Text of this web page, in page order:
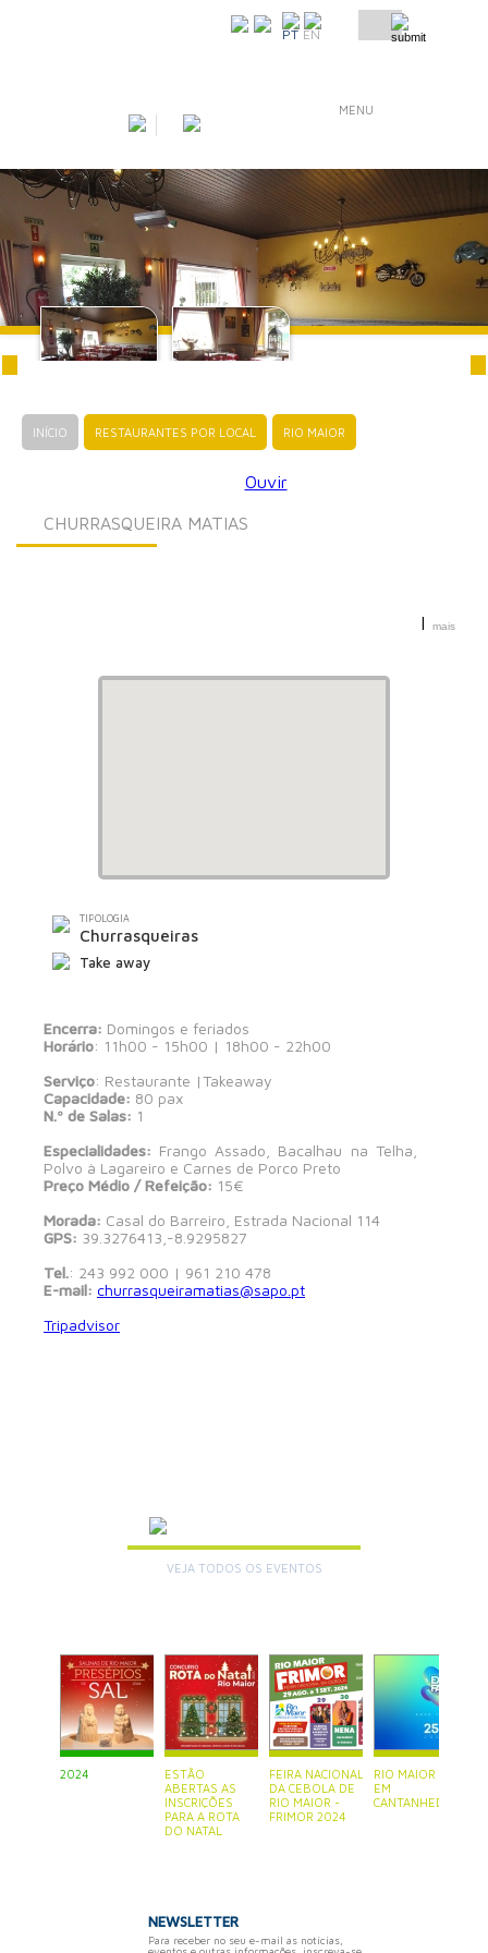
PT EN
MENU
INÍCIO RESTAURANTES POR LOCAL RIO MAIOR
Ouvir
CHURRASQUEIRA MATIAS
| mais
TIPOLOGIA
Churrasqueiras
Take away
Encerra: Domingos e feriados
Horário: 11h00 - 15h00 | 18h00 - 22h00
Serviço: Restaurante |Takeaway
Capacidade: 80 pax
N.º de Salas: 1
Especialidades: Frango Assado, Bacalhau na Telha,
Polvo à Lagareiro e Carnes de Porco Preto
Preço Médio / Refeição: 15€
Morada: Casal do Barreiro, Estrada Nacional 114
GPS: 39.3276413,-8.9295827
Tel.: 243 992 000 | 961 210 478
E-mail: churrasqueiramatias@sapo.pt
Tripadvisor
VEJA TODOS OS EVENTOS
2024
ESTÃO
ABERTAS AS
INSCRIÇÕES
PARA A ROTA
DO NATAL
FEIRA NACIONAL
DA CEBOLA DE
RIO MAIOR -
FRIMOR 2024
RIO MAIOR ESTÁ
EM
CANTANHEDE
NEWSLETTER
Para receber no seu e-mail as notícias,